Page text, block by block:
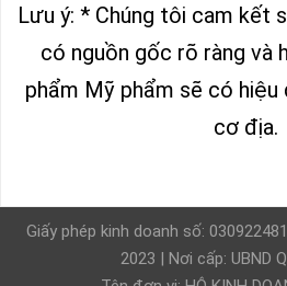
Lưu ý: * Chúng tôi cam kết
có nguồn gốc rõ ràng và
phẩm Mỹ phẩm sẽ có
cơ địa.
Giấy phép kinh doanh số:
2023 | Nơi cấp: UBND